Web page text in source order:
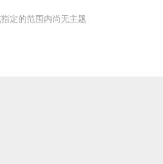
定的范围内尚无主题